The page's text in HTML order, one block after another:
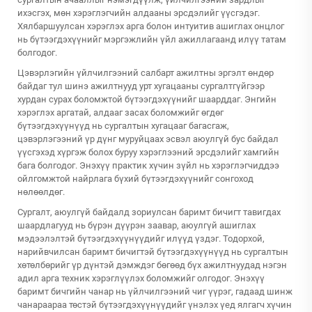
ихэсгэх, мөн хэрэглэгчийн алдааны эрсдэлийг үүсгэдэг.
Хялбаршуулсан хэрэглэх арга болон интуитив ашиглах онцлог
нь бүтээгдэхүүнийг мэргэжлийн үйл ажиллагаанд илүү татам
болгодог.
Цэвэрлэгийн үйлчилгээний салбарт ажилтны эргэлт өндөр
байдаг тул шинэ ажилтнууд урт хугацааны сургалтгүйгээр
хурдан сурах боломжтой бүтээгдэхүүнийг шаарддаг. Энгийн
хэрэглэх аргатай, алдааг засах боломжийг өгдөг
бүтээгдэхүүнүүд нь сургалтын хугацааг багасгаж,
цэвэрлэгээний үр дүнг муруйцаах эсвэл аюулгүй бус байдал
үүсгэхэд хүргэж болох буруу хэрэглээний эрсдэлийг хамгийн
бага болгодог. Энэхүү практик хүчин зүйл нь хэрэглэгчиддээ
ойлгомжтой найрлага бүхий бүтээгдэхүүнийг сонгоход
нөлөөлдөг.
Сургалт, аюулгүй байдалд зориулсан баримт бичигт тавигдах
шаардлагууд нь бүрэн дүүрэн заавар, аюулгүй ашиглах
мэдээлэлтэй бүтээгдэхүүнүүдийг илүүд үздэг. Тодорхой,
нарийвчилсан баримт бичигтэй бүтээгдэхүүнүүд нь сургалтын
хөтөлбөрийг үр дүнтэй дэмждэг бөгөөд бүх ажилтнуудад нэгэн
адил арга техник хэрэглүүлэх боломжийг олгодог. Энэхүү
баримт бичгийн чанар нь үйлчилгээний чиг үүрэг, гадаад шинж
чанараараа төстэй бүтээгдэхүүнүүдийг үнэлэх үед ялгагч хүчин